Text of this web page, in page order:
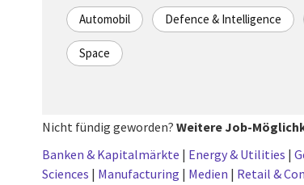
Automobil Defence & Intelligence
Space
Nicht fündig geworden? Weitere Job-
Banken & Kapitalmärkte | Energy & Utilities |
Sciences | Manufacturing | Medien | Retail &